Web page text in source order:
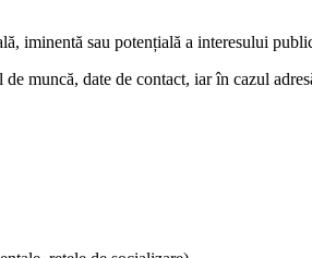
iminentă sau potențială a interesului
muncă, date de contact, iar în cazul